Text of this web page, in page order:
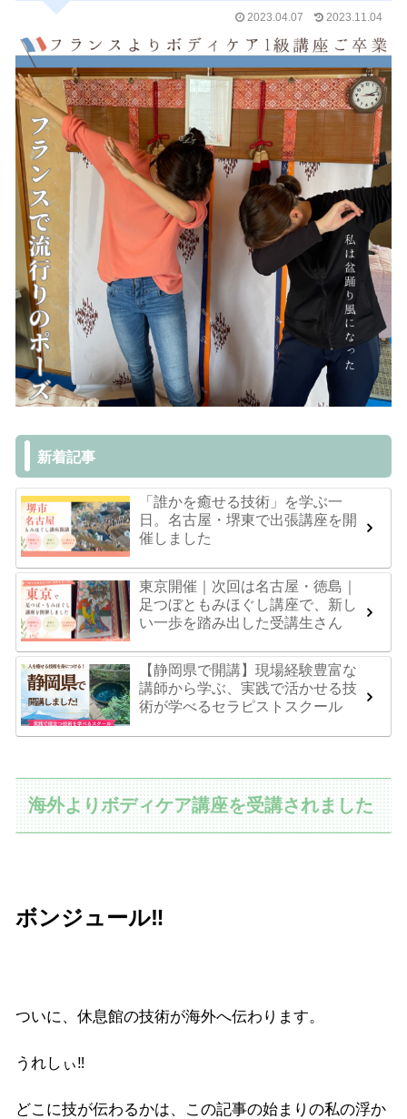
2023.04.07 2023.11.04
新着記事
「誰かを癒せる技術」を学ぶ一
日。名古屋・堺東で出張講座を開
催しました
東京開催｜次回は名古屋・徳島｜
足つぼともみほぐし講座で、新し
い一歩を踏み出した受講生さん
【静岡県で開講】現場経験豊富な
講師から学ぶ、実践で活かせる技
術が学べるセラピストスクール
海外よりボディケア講座を受講されました
ボンジュール‼︎
ついに、休息館の技術が海外へ伝わります。
うれしぃ‼︎
どこに技が伝わるかは、この記事の始まりの私の浮か